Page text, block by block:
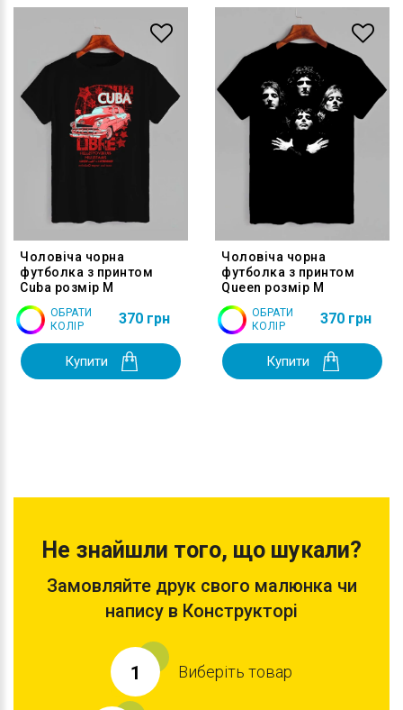
Чоловіча чорна
футболка з принтом
Cuba розмір M
ОБРАТИ
КОЛІР
370 грн
Купити
Чоловіча чорна
футболка з принтом
Queen розмір M
ОБРАТИ
КОЛІР
370 грн
Купити
Не знайшли того, що шукали?
Замовляйте друк свого малюнка чи
напису в Конструкторі
1 Виберіть товар